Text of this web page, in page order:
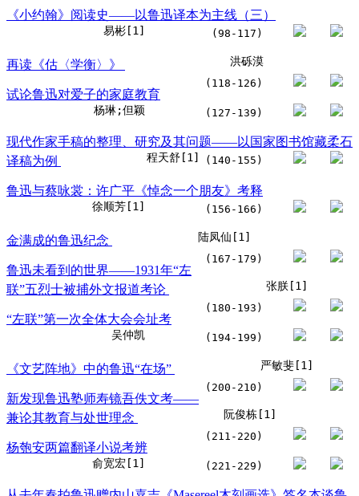
《小约翰》阅读史——以鲁迅译本为主线（三）
易彬[1] (98-117)
再读《估〈学衡〉》 洪砾漠
(118-126)
试论鲁迅对爱子的家庭教育
杨琳;但颖 (127-139)
现代作家手稿的整理、研究及其问题——以国家图书馆藏柔石
译稿为例
程天舒[1] (140-155)
鲁迅与蔡咏裳：许广平《悼念一个朋友》考释
徐顺芳[1] (156-166)
金满成的鲁迅纪念 陆凤仙[1]
(167-179)
鲁迅未看到的世界——1931年“左
联”五烈士被捕外文报道考论
张朕[1]
(180-193)
“左联”第一次全体大会会址考
吴仲凯 (194-199)
《文艺阵地》中的鲁迅“在场” 严敏斐[1]
(200-210)
新发现鲁迅塾师寿镜吾佚文考——
兼论其教育与处世理念
阮俊栋[1]
(211-220)
杨匏安两篇翻译小说考辨
俞宽宏[1] (221-229)